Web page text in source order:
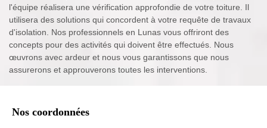
l'équipe réalisera une vérification approfondie de votre toiture. Il
utilisera des solutions qui concordent à votre requête de travaux
d'isolation. Nos professionnels en Lunas vous offriront des
concepts pour des activités qui doivent être effectués. Nous
œuvrons avec ardeur et nous vous garantissons que nous
assurerons et approuverons toutes les interventions.
Nos coordonnées